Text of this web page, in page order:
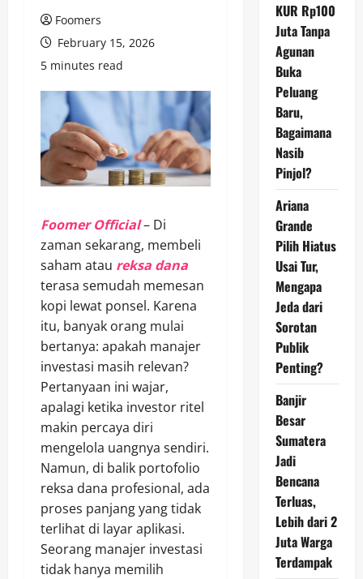
Foomers
February 15, 2026
5 minutes read
Foomer Official– Di
zaman sekarang, membeli
saham atau reksa dana
terasa semudah memesan
kopi lewat ponsel. Karena
itu, banyak orang mulai
bertanya: apakah manajer
investasi masih relevan?
Pertanyaan ini wajar,
apalagi ketika investor ritel
makin percaya diri
mengelola uangnya sendiri.
Namun, di balik portofolio
reksa dana profesional, ada
proses panjang yang tidak
terlihat di layar aplikasi.
Seorang manajer investasi
tidak hanya memilih
KUR Rp100
Juta Tanpa
Agunan
Buka
Peluang
Baru,
Bagaimana
Nasib
Pinjol?
Ariana
Grande
Pilih Hiatus
Usai Tur,
Mengapa
Jeda dari
Sorotan
Publik
Penting?
Banjir
Besar
Sumatera
Jadi
Bencana
Terluas,
Lebih dari 2
Juta Warga
Terdampak